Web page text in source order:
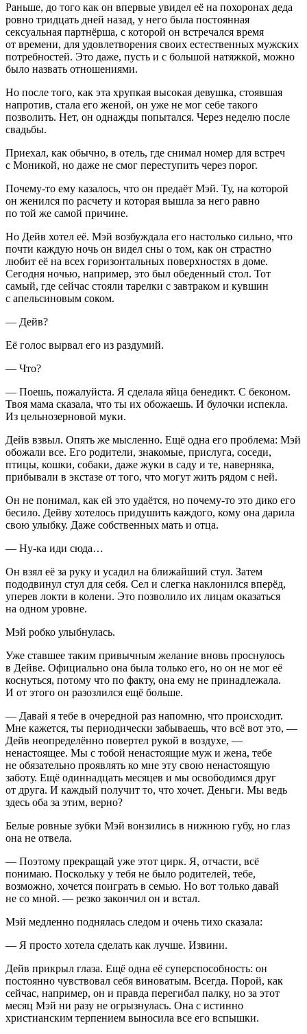
Раньше, до того как он впервые увидел её на похоронах деда
ровно тридцать дней назад, у него была постоянная
сексуальная партнёрша, с которой он встречался время
от времени, для удовлетворения своих естественных мужских
потребностей. Это даже, пусть и с большой натяжкой, можно
было назвать отношениями.
Но после того, как эта хрупкая высокая девушка, стоявшая
напротив, стала его женой, он уже не мог себе такого
позволить. Нет, он однажды попытался. Через неделю после
свадьбы.
Приехал, как обычно, в отель, где снимал номер для встреч
с Моникой, но даже не смог переступить через порог.
Почему-то ему казалось, что он предаёт Мэй. Ту, на которой
он женился по расчету и которая вышла за него равно
по той же самой причине.
Но Дейв хотел её. Мэй возбуждала его настолько сильно, что
почти каждую ночь он видел сны о том, как он страстно
любит её на всех горизонтальных поверхностях в доме.
Сегодня ночью, например, это был обеденный стол. Тот
самый, где сейчас стояли тарелки с завтраком и кувшин
с апельсиновым соком.
— Дейв?
Её голос вырвал его из раздумий.
— Что?
— Поешь, пожалуйста. Я сделала яйца бенедикт. С беконом.
Твоя мама сказала, что ты их обожаешь. И булочки испекла.
Из цельнозерновой муки.
Дейв взвыл. Опять же мысленно. Ещё одна его проблема: Мэй
обожали все. Его родители, знакомые, прислуга, соседи,
птицы, кошки, собаки, даже жуки в саду и те, наверняка,
прибывали в экстазе от того, что могут жить рядом с ней.
Он не понимал, как ей это удаётся, но почему-то это дико его
бесило. Дейву хотелось придушить каждого, кому она дарила
свою улыбку. Даже собственных мать и отца.
— Ну-ка иди сюда…
Он взял её за руку и усадил на ближайший стул. Затем
пододвинул стул для себя. Сел и слегка наклонился вперёд,
уперев локти в колени. Это позволило их лицам оказаться
на одном уровне.
Мэй робко улыбнулась.
Уже ставшее таким привычным желание вновь проснулось
в Дейве. Официально она была только его, но он не мог её
коснуться, потому что по факту, она ему не принадлежала.
И от этого он разозлился ещё больше.
— Давай я тебе в очередной раз напомню, что происходит.
Мне кажется, ты периодически забываешь, что всё вот это, —
Дейв неопределённо повертел рукой в воздухе, —
ненастоящее. Мы с тобой ненастоящие муж и жена, тебе
не обязательно проявлять ко мне эту свою ненастоящую
заботу. Ещё одиннадцать месяцев и мы освободимся друг
от друга. И каждый получит то, что хочет. Деньги. Мы ведь
здесь оба за этим, верно?
Белые ровные зубки Мэй вонзились в нижнюю губу, но глаз
она не отвела.
— Поэтому прекращай уже этот цирк. Я, отчасти, всё
понимаю. Поскольку у тебя не было родителей, тебе,
возможно, хочется поиграть в семью. Но вот только давай
не со мной. — резко закончил он и встал.
Мэй медленно поднялась следом и очень тихо сказала:
— Я просто хотела сделать как лучше. Извини.
Дейв прикрыл глаза. Ещё одна её суперспособность: он
постоянно чувствовал себя виноватым. Всегда. Порой, как
сейчас, например, он и правда перегибал палку, но за этот
месяц Мэй ни разу не огрызнулась. Она с истинно
христианским терпением выносила все его вспышки.